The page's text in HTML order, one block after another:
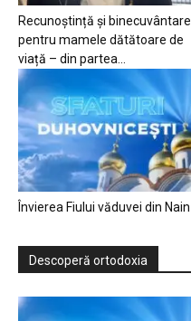
Recunoștință și binecuvântare
pentru mamele dătătoare de
viață – din partea...
Învierea Fiului văduvei din Nain
Descoperă ortodoxia